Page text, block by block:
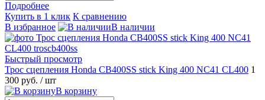
Подробнее
Купить в 1 клик К сравнению
В избранное
В наличии
Быстрый просмотр
Трос сцепления Honda CB400SS stick King 400 NC41 CL400 1
300 руб. / шт
В корзину